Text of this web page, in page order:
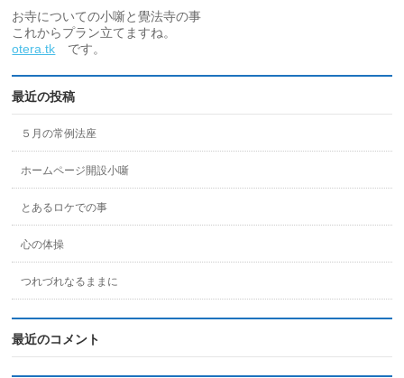
お寺についての小噺と覺法寺の事
これからプラン立てますね。
otera.tk です。
最近の投稿
５月の常例法座
ホームページ開設小噺
とあるロケでの事
心の体操
つれづれなるままに
最近のコメント